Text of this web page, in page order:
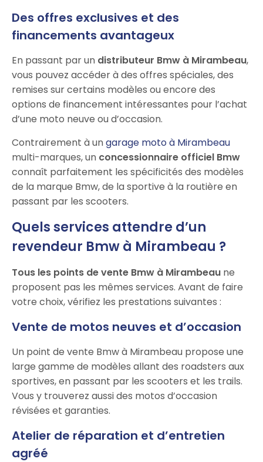
Des offres exclusives et des
financements avantageux
En passant par un distributeur Bmw à Mirambeau,
vous pouvez accéder à des offres spéciales, des
remises sur certains modèles ou encore des
options de financement intéressantes pour l’achat
d’une moto neuve ou d’occasion.
Contrairement à ungarage moto à Mirambeau
multi-marques, un concessionnaire officiel Bmw
connaît parfaitement les spécificités des modèles
de la marque Bmw, de la sportive à la routière en
passant par les scooters.
Quels services attendre d’un
revendeur Bmw à Mirambeau ?
Tous les points de vente Bmw à Mirambeau ne
proposent pas les mêmes services. Avant de faire
votre choix, vérifiez les prestations suivantes :
Vente de motos neuves et d’occasion
Un point de vente Bmw à Mirambeau propose une
large gamme de modèles allant des roadsters aux
sportives, en passant par les scooters et les trails.
Vous y trouverez aussi des motos d’occasion
révisées et garanties.
Atelier de réparation et d’entretien
agréé